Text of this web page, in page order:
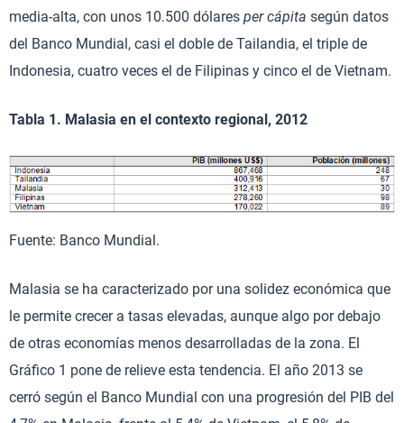
media-alta, con unos 10.500 dólares per cápita según datos
del Banco Mundial, casi el doble de Tailandia, el triple de
Indonesia, cuatro veces el de Filipinas y cinco el de Vietnam.
Tabla 1. Malasia en el contexto regional, 2012
Fuente: Banco Mundial.
Malasia se ha caracterizado por una solidez económica que
le permite crecer a tasas elevadas, aunque algo por debajo
de otras economías menos desarrolladas de la zona. El
Gráfico 1 pone de relieve esta tendencia. El año 2013 se
cerró según el Banco Mundial con una progresión del PIB del